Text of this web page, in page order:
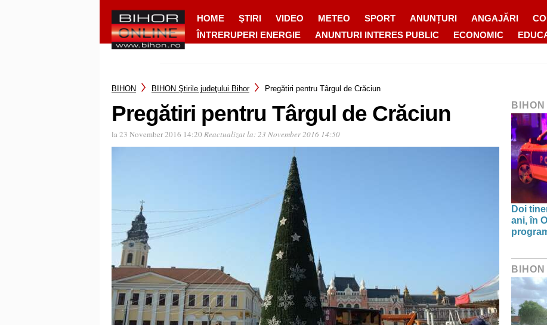
HOME ŞTIRI VIDEO METEO SPORT ANUNȚURI ANGAJĂRI
ÎNTRERUPERI ENERGIE
ANUNTURI INTERES PUBLIC ECONOMIC
BIHON BIHON Ştirile judeţului Bihor Pregătiri pentru Târgul de Crăciun
Pregătiri pentru Târgul de Crăciun
la 23 November 2016 14:20 Reactualizat la:23 November 2016 14:50
Doi
ani, în